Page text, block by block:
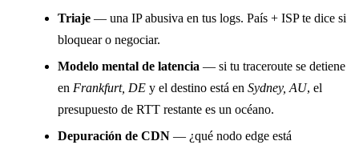
Triaje — una IP abusiva en tus logs. País + ISP te dice si
bloquear o negociar.
Modelo mental de latencia — si tu traceroute se detiene
en Frankfurt, DE y el destino está en Sydney, AU, el
presupuesto de RTT restante es un océano.
Depuración de CDN — ¿qué nodo edge está